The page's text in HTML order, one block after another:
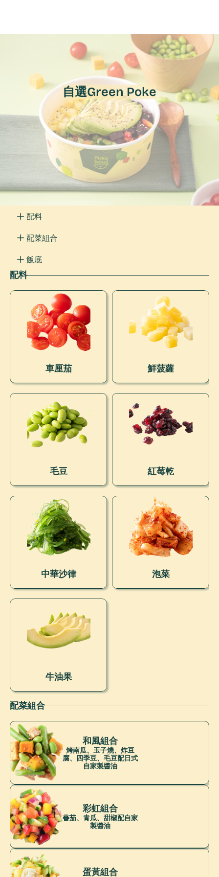
自選Green Poke
配料
配菜組合
飯底
配料
車厘茄 鮮菠蘿
毛豆 紅莓乾
中華沙律 泡菜
牛油果
配菜組合
和風組合
烤南瓜、玉子燒、炸豆
腐、四季豆、毛豆配日式
自家製醬油
彩虹組合
蕃茄、青瓜、甜椒配自家
製醬油
蛋黃組合